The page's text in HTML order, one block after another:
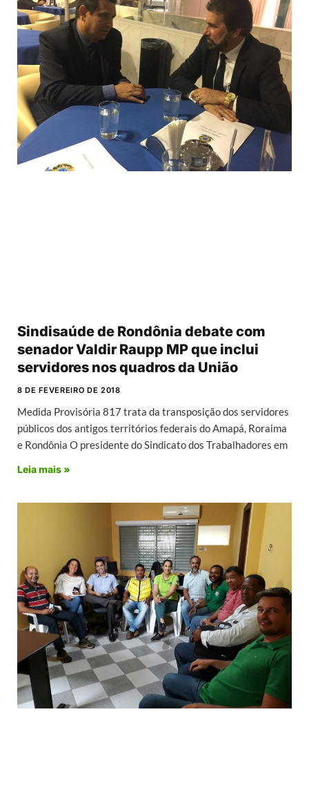
Sindisaúde de Rondônia debate com
senador Valdir Raupp MP que inclui
servidores nos quadros da União
8 DE FEVEREIRO DE 2018
Medida Provisória 817 trata da transposição dos servidores
públicos dos antigos territórios federais do Amapá, Roraima
e Rondônia O presidente do Sindicato dos Trabalhadores em
Leia mais »